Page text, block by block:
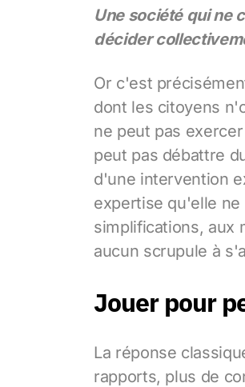
Une société qui ne
décider
Or c'est
dont les citoyens
ne peut pas
peut pas débattre
d'une intervention
expertise qu'elle
simplifications, aux
aucun scrupule à
Jouer pour
La réponse
rapports, plus de